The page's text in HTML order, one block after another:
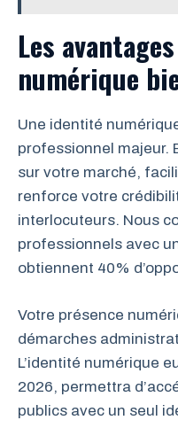
Les
numérique
Une identité
professionnel majeur.
sur votre marché,
renforce votre
interlocuteurs. Nous
professionnels avec
obtiennent 40%
Votre présence
démarches
L’identité numérique
2026, permettra
publics avec un seul